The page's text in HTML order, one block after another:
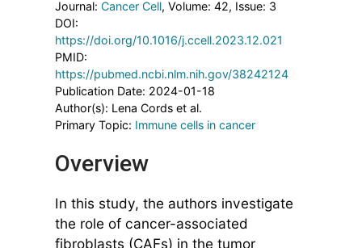
Journal: Cancer Cell, Volume: 42, Issue: 3
DOI:
https://doi.org/10.1016/j.ccell.2023.12.021
PMID:
https://pubmed.ncbi.nlm.nih.gov/38242124
Publication Date: 2024-01-18
Author(s): Lena Cords et al.
Primary Topic: Immune cells in cancer
Overview
In this study, the authors investigate
the role of cancer-associated
fibroblasts (CAFs) in the tumor